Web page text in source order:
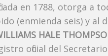
en 1788, otorga a
(enmienda seis) y al
HALE
oficial del